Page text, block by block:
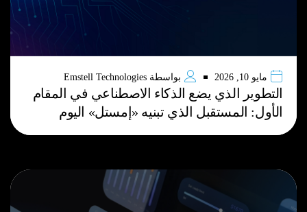
مايو 10, 2026 بواسطة
التطوير الذي يضع الذكاء الاصطناعي في المقام
الأول: المستقبل الذي تبنيه «إمستل» اليوم